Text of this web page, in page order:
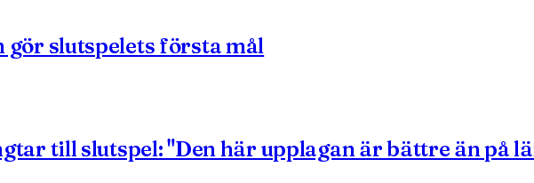
gör slutspelets första mål
till slutspel: "Den här upplagan är bättre än på